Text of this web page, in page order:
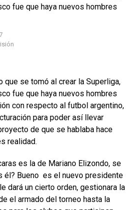
fue que haya nuevos hombres
que se tomó al crear la Superliga,
fue que haya nuevos hombres
con respecto al futbol argentino,
para poder así llevar
de que se hablaba hace
realidad.
es la de Mariano Elizondo, se
él? Bueno es el nuevo presidente
dará un cierto orden, gestionara la
el armado del torneo hasta la